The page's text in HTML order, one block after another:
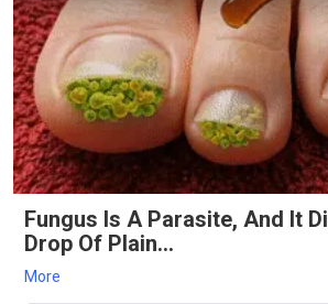
Fungus Is A Parasite, And It
Drop Of Plain...
More